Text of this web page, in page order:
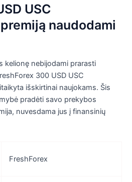
USC
naudodami
kelionę nebijodami prarasti
300 USD USC
išskirtinai naujokams. Šis
pradėti savo prekybos
nuvesdama jus į finansinių
FreshForex